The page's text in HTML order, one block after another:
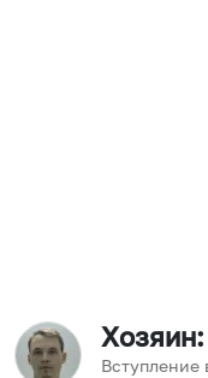
Хозяин
Вступление